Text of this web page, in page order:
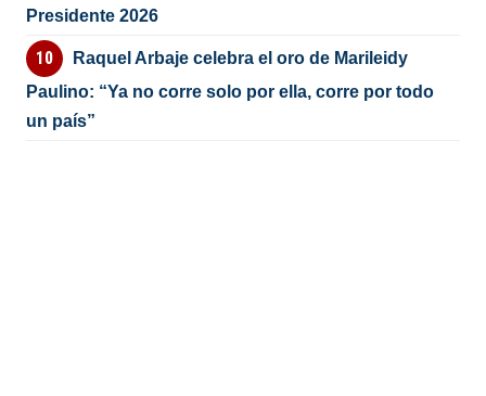
Presidente 2026
Raquel Arbaje celebra el oro de Marileidy
Paulino: “Ya no corre solo por ella, corre por todo
un país”